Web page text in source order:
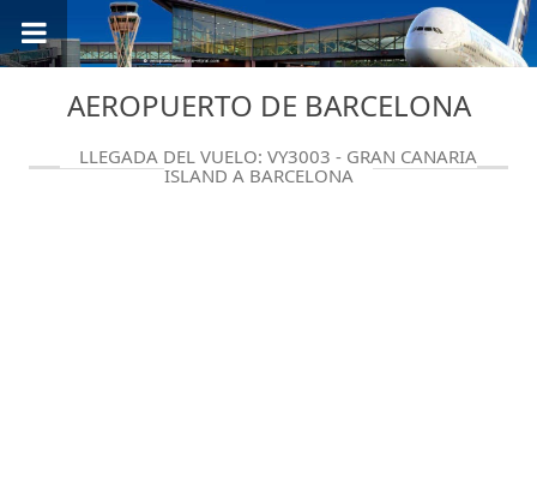
AEROPUERTO DE BARCELONA
LLEGADA DEL VUELO: VY3003 - GRAN CANARIA
ISLAND A BARCELONA